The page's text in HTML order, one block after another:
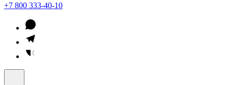
+7 800 333-40-10